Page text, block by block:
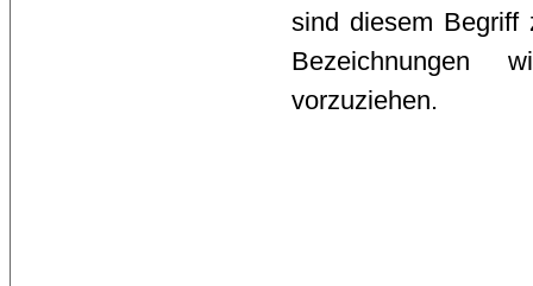
sind diesem Begriff
vorzuziehen.